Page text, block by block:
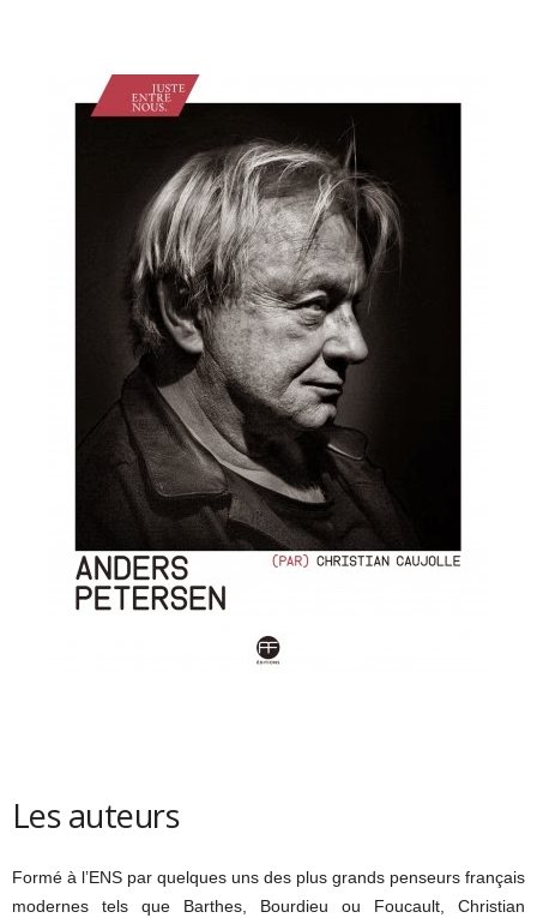
Les auteurs
Formé à l’ENS par quelques uns des plus grands penseurs français
modernes tels que Barthes, Bourdieu ou Foucault, Christian